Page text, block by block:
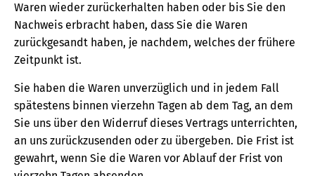
Waren wieder zurückerhalten haben oder bis Sie den
Nachweis erbracht haben, dass Sie die Waren
zurückgesandt haben, je nachdem, welches der frühere
Zeitpunkt ist.
Sie haben die Waren unverzüglich und in jedem Fall
spätestens binnen vierzehn Tagen ab dem Tag, an dem
Sie uns über den Widerruf dieses Vertrags unterrichten,
an uns zurückzusenden oder zu übergeben. Die Frist ist
gewahrt, wenn Sie die Waren vor Ablauf der Frist von